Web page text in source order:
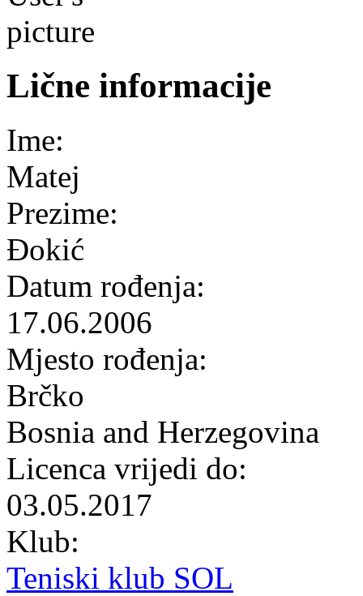
Lične informacije
Ime:
Matej
Prezime:
Đokić
Datum rođenja:
17.06.2006
Mjesto rođenja:
Brčko
Bosnia and Herzegovina
Licenca vrijedi do:
03.05.2017
Klub:
Teniski klub SOL